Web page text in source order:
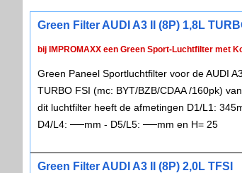
Green Filter AUDI A3 II (8P) 1,8L
bij IMPROMAXX een Green Sport-Luchtfilter met
Green Paneel Sportluchtfilter voor de AUDI
TURBO FSI (mc: BYT/BZB/CDAA /160pk)
dit luchtfilter heeft de afmetingen D1/L1:
D4/L4: ──mm - D5/L5: ──mm en H= 25
Green Filter AUDI A3 II (8P) 2,0L TFSI